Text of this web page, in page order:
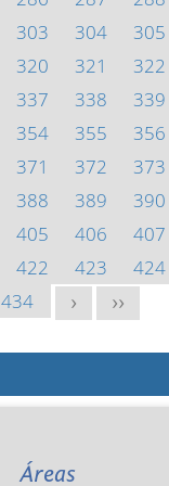
303 304 305
320 321 322
337 338 339
354 355 356
371 372 373
388 389 390
405 406 407
422 423 424
434 > >>
Áreas